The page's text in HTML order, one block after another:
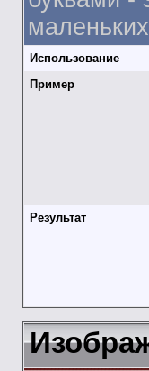
Использование
Пример
Результат